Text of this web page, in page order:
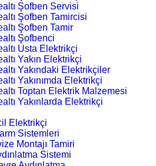
Şofben Servisi
Şofben Tamircisi
Şofben Tamir
Şofbenci
Usta Elektrikçi
Yakın Elektrikçi
Yakındaki Elektrikçiler
Yakınımda Elektrikçi
Toptan Elektrik Malzemesi
Yakınlarda Elektrikçi
Elektrikçi
Sistemleri
Montajı Tamiri
Sistemi